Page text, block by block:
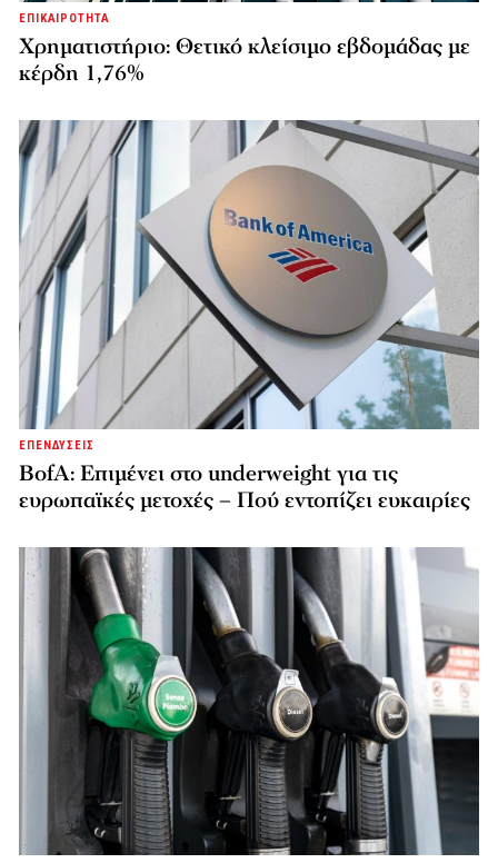
ΕΠΙΚΑΙΡΟΤΗΤΑ
Χρηματιστήριο: Θετικό κλείσιμο εβδομάδας με
κέρδη 1,76%
ΕΠΕΝΔΥΣΕΙΣ
BofA: Επιμένει στο underweight για τις
ευρωπαϊκές μετοχές – Πού εντοπίζει ευκαιρίες